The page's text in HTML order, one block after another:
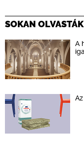
SOKAN OLVASTÁK
A